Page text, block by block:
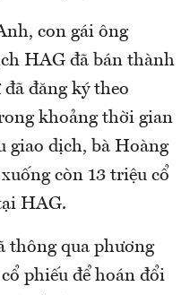
con gái ông
HAG đã bán thành
đăng ký theo
khoảng thời gian
giao dịch, bà Hoàng
còn 13 triệu cổ
HAG.
thông qua phương
phiếu để hoán đổi